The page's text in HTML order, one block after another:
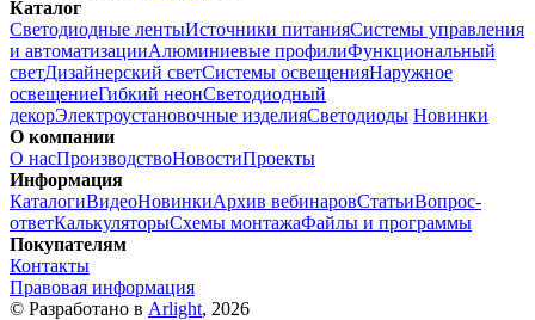
Каталог
Светодиодные лентыИсточники питанияСистемы управления
и автоматизацииАлюминиевые профилиФункциональный
светДизайнерский светСистемы освещенияНаружное
освещениеГибкий неонСветодиодный
декорЭлектроустановочные изделияСветодиоды Новинки
О компании
О насПроизводствоНовостиПроекты
Информация
КаталогиВидеоНовинкиАрхив вебинаровСтатьиВопрос-
ответКалькуляторыСхемы монтажаФайлы и программы
Покупателям
Контакты
Правовая информация
© Разработано в Arlight, 2026